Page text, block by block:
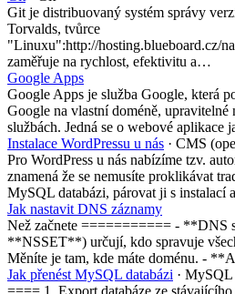
Git je distribuovaný systém správy
Torvalds, tvůrce
"Linuxu":http://hosting.blueboard.cz/
zaměřuje na rychlost, efektivitu a…
Google Apps
Google Apps je služba Google, která
Google na vlastní doméně, upravitelné
službách. Jedná se o webové
Instalace WordPressu u nás · CMS
Pro WordPress u nás nabízíme tzv.
znamená že se nemusíte proklikávat
MySQL databázi, párovat ji s instalací
Jak nastavit DNS záznamy
Než začnete =========== - **DNS
**NSSET**) určují, kdo spravuje
Měníte je tam, kde máte doménu. -
Jak přenést MySQL databázi · MySQL
==== 1. Export databáze ze